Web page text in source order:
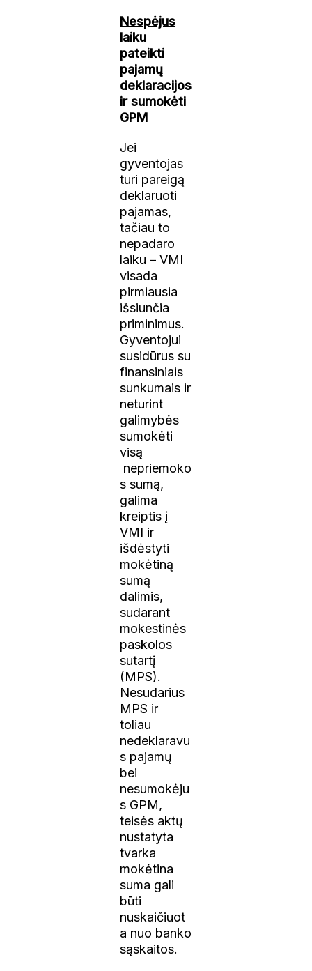
Nespėjus
laiku
pateikti
pajamų
deklaracijos
ir sumokėti
GPM
Jei
gyventojas
turi pareigą
deklaruoti
pajamas,
tačiau to
nepadaro
laiku – VMI
visada
pirmiausia
išsiunčia
priminimus.
Gyventojui
susidūrus su
finansiniais
sunkumais ir
neturint
galimybės
sumokėti
visą
nepriemoko
s sumą,
galima
kreiptis į
VMI ir
išdėstyti
mokėtiną
sumą
dalimis,
sudarant
mokestinės
paskolos
sutartį
(MPS).
Nesudarius
MPS ir
toliau
nedeklaravu
s pajamų
bei
nesumokėju
s GPM,
teisės aktų
nustatyta
tvarka
mokėtina
suma gali
būti
nuskaičiuot
a nuo banko
sąskaitos.